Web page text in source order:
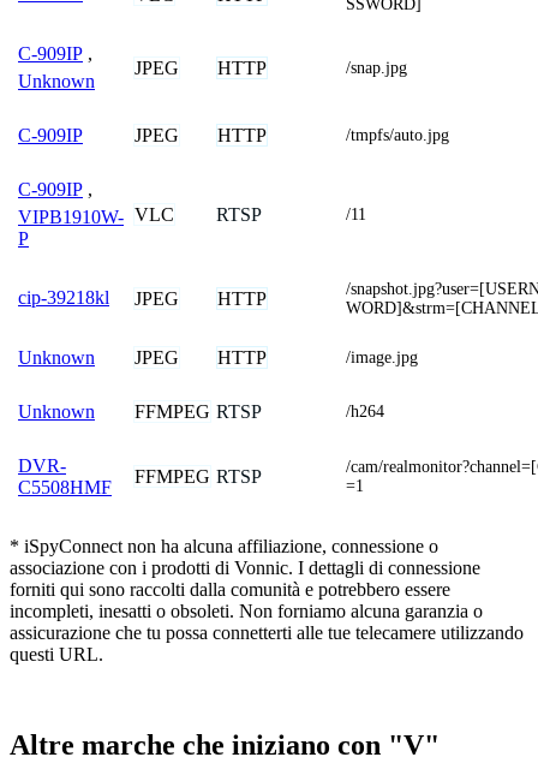
SSWORD]
C-909IP ,
Unknown
JPEG HTTP /snap.jpg
C-909IP JPEG HTTP /tmpfs/auto.jpg
C-909IP ,
VIPB1910W-
P
VLC RTSP /11
cip-39218kl JPEG HTTP
/
Unknown JPEG HTTP /image.jpg
Unknown FFMPEG RTSP /h264
DVR-
C5508HMF
FFMPEG RTSP
/cam/
=1
* iSpyConnect non ha alcuna affiliazione, connessione o
associazione con i prodotti di Vonnic. I dettagli di connessione
forniti qui sono raccolti dalla comunità e potrebbero essere
incompleti, inesatti o obsoleti. Non forniamo alcuna garanzia o
assicurazione che tu possa connetterti alle tue telecamere utilizzando
questi URL.
Altre marche che iniziano con "V"